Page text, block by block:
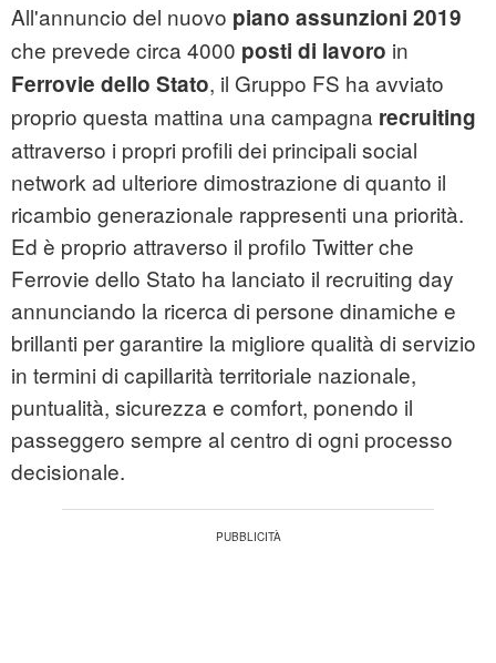
All'annuncio del nuovo piano assunzioni 2019
che prevede circa 4000 posti di lavoro in
Ferrovie dello Stato, il Gruppo FS ha avviato
proprio questa mattina una campagna recruiting
attraverso i propri profili dei principali social
network ad ulteriore dimostrazione di quanto il
ricambio generazionale rappresenti una priorità.
Ed è proprio attraverso il profilo Twitter che
Ferrovie dello Stato ha lanciato il recruiting day
annunciando la ricerca di persone dinamiche e
brillanti per garantire la migliore qualità di servizio
in termini di capillarità territoriale nazionale,
puntualità, sicurezza e comfort, ponendo il
passeggero sempre al centro di ogni processo
decisionale.